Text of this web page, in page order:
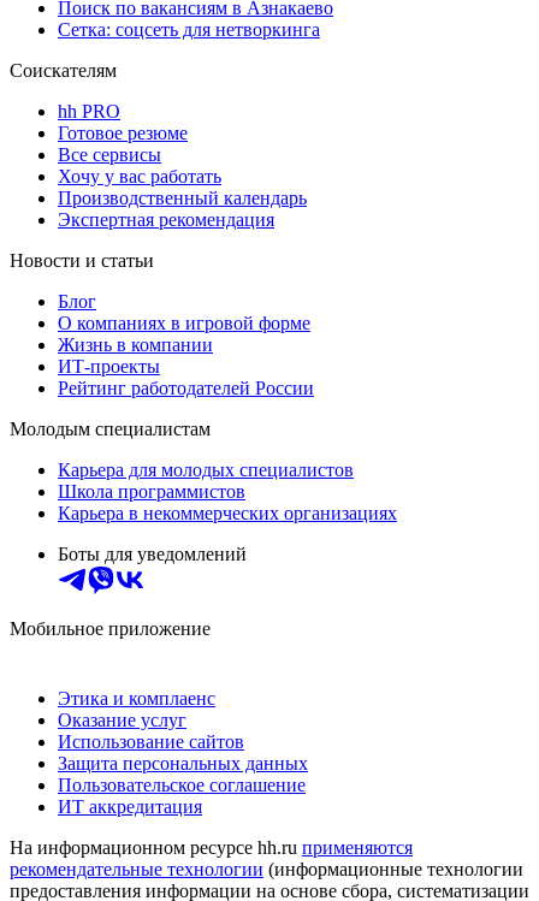
Поиск по вакансиям в Азнакаево
Сетка: соцсеть для нетворкинга
Соискателям
hh PRO
Готовое резюме
Все сервисы
Хочу у вас работать
Производственный календарь
Экспертная рекомендация
Новости и статьи
Блог
О компаниях в игровой форме
Жизнь в компании
ИТ-проекты
Рейтинг работодателей России
Молодым специалистам
Карьера для молодых специалистов
Школа программистов
Карьера в некоммерческих организациях
Боты для уведомлений
Мобильное приложение
Этика и комплаенс
Оказание услуг
Использование сайтов
Защита персональных данных
Пользовательское соглашение
ИТ аккредитация
На информационном ресурсе hh.ru применяются
рекомендательные технологии (информационные технологии
предоставления информации на основе сбора, систематизации